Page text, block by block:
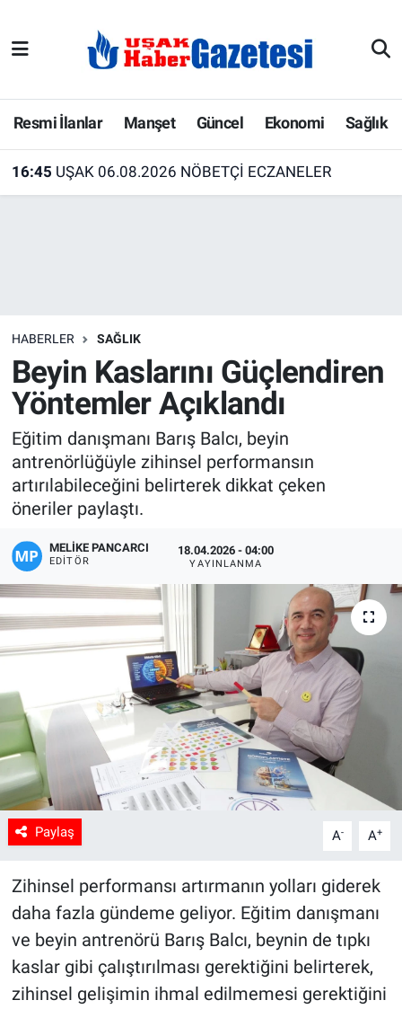
Resmi İlanlar Manşet Güncel Ekonomi Sağlık
16:45 UŞAK 06.08.2026 NÖBETÇİ ECZANELER
HABERLER SAĞLIK
Beyin Kaslarını Güçlendiren
Yöntemler Açıklandı
Eğitim danışmanı Barış Balcı, beyin
antrenörlüğüyle zihinsel performansın
artırılabileceğini belirterek dikkat çeken
öneriler paylaştı.
MELIKE PANCARCI
EDITÖR
18.04.2026 - 04:00
YAYINLANMA
Paylaş A- A+
Zihinsel performansı artırmanın yolları giderek
daha fazla gündeme geliyor. Eğitim danışmanı
ve beyin antrenörü Barış Balcı, beynin de tıpkı
kaslar gibi çalıştırılması gerektiğini belirterek,
zihinsel gelişimin ihmal edilmemesi gerektiğini
E-Gazete
Ekonomi
Köşe Yazarları
Kültür Sanat
Manşet
Resmi İlanlar
Spor
Uşak Haberleri
Uşak Hava Durumu
Uşak Trafik Yoğunluk Haritası
Süper Lig Puan Durumu ve Fikstür